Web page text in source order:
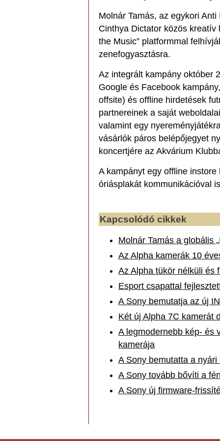
Molnár Tamás, az egykori
Cinthya Dictator közös kreatív
the Music” platformmal
zenefogyasztásra.
Az integrált kampány október
Google és Facebook
offsite) és offline hirdetések
partnereinek a saját
valamint egy
vásárlók páros belépőjegyet
koncertjére az Akvárium
A kampányt egy offline
óriásplakát kommunikációval
Kapcsolódó cikkek
Molnár Tamás a globális
Az Alpha kamerák 10
Az Alpha tükör nélküli és
Esport csapattal
A Sony bemutatja az új
Két új Alpha 7C kamerát
A legmodernebb kép- és
kamerája
A Sony bemutatta a
A Sony tovább bővíti a
A Sony új firmware-